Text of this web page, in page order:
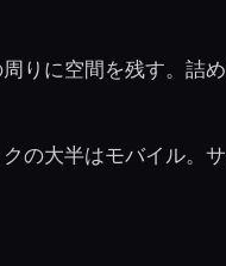
りに空間を残す。詰
の大半はモバイル。